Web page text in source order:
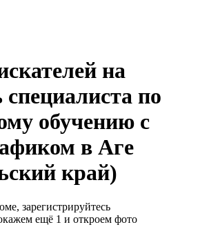
на
по
обучению с
в Аге
край)
зарегистрируйтесь
ещё 1 и откроем фото